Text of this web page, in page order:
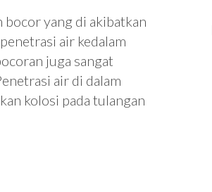
bocor yang di akibatkan
air kedalam
juga sangat
air di dalam
kolosi pada tulangan